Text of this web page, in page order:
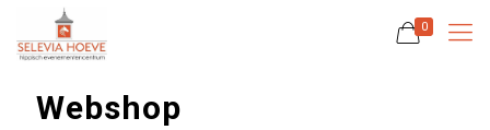
0
Webshop